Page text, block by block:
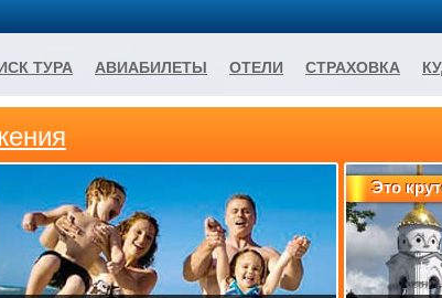
Это
ТУРА АВИАБИЛЕТЫ ОТЕЛИ СТРАХОВКА